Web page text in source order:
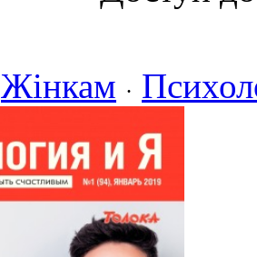
Жінкам ·